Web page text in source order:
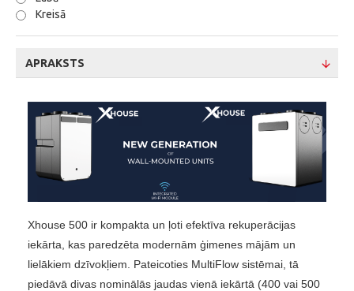
Kreisā
APRAKSTS
Xhouse 500 ir kompakta un ļoti efektīva rekuperācijas
iekārta, kas paredzēta modernām ģimenes mājām un
lielākiem dzīvokļiem. Pateicoties MultiFlow sistēmai, tā
piedāvā divas nominālās jaudas vienā iekārtā (400 vai 500